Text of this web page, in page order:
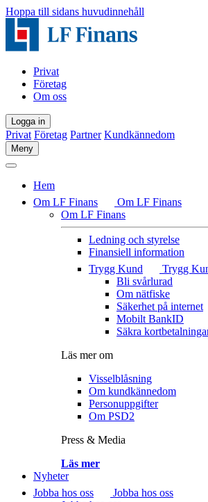
Hoppa till sidans huvudinnehåll
Privat
Företag
Om oss
Logga in
Privat Företag Partner Kundkännedom
Meny
Hem
Om LF Finans
Om LF Finans
Om LF Finans
Ledning och styrelse
Finansiell information
Trygg Kund
Trygg
Bli svårlurad
Om nätfiske
Säkerhet på internet
Mobilt BankID
Säkra
Läs mer om
Visselblåsning
Om kundkännedom
Personuppgifter
Om PSD2
Press & Media
Läs mer
Nyheter
Jobba hos oss
Jobba hos oss